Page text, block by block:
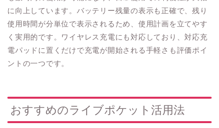
に向上しています。バッテリー残量の表示も正確で、残り
使用時間が分単位で表示されるため、使用計画を立てやす
く実用的です。ワイヤレス充電にも対応しており、対応充
電パッドに置くだけで充電が開始される手軽さも評価ポイ
ントの一つです。
おすすめのライブポケット活用法